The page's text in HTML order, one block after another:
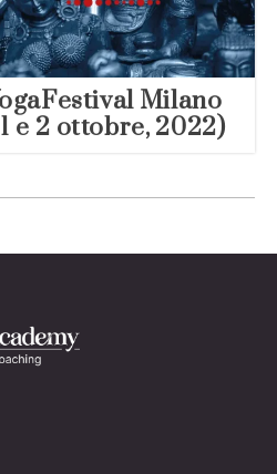
Milano
e 2 ottobre, 2022)